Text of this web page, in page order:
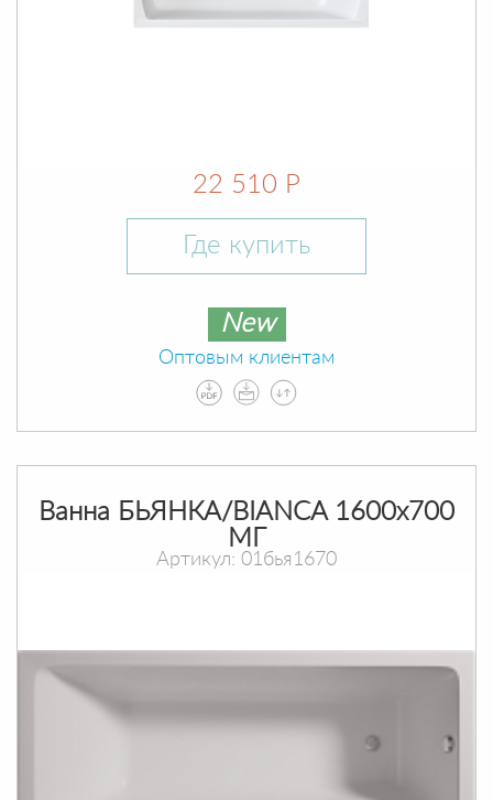
22 510 Р
Где купить
New
Оптовым клиентам
Ванна БЬЯНКА/BIANCA 1600х700
МГ
Артикул: 01бья1670